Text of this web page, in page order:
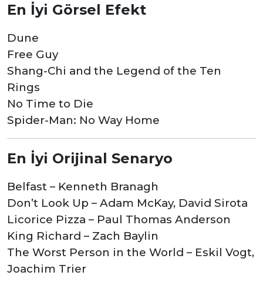
En İyi Görsel Efekt
Dune
Free Guy
Shang-Chi and the Legend of the Ten
Rings
No Time to Die
Spider-Man: No Way Home
En İyi Orijinal Senaryo
Belfast – Kenneth Branagh
Don’t Look Up – Adam McKay, David Sirota
Licorice Pizza – Paul Thomas Anderson
King Richard – Zach Baylin
The Worst Person in the World – Eskil Vogt,
Joachim Trier